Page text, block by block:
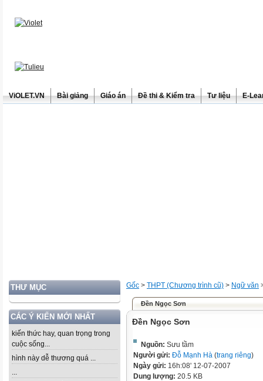
ViOLET.VN Bài giảng Giáo án Đề thi & Kiểm tra Tư liệu E-
THƯ MỤC
CÁC Ý KIẾN MỚI NHẤT
kiến thức hay, quan trọng trong
cuộc sống...
hình này dễ thương quá ...
...
Gốc > THPT (Chương trình cũ) > Ngữ văn
Đền Ngọc Sơn
Đền Ngọc Sơn
Nguồn: Sưu tầm
Người gửi: Đỗ Mạnh Hà (trang riêng)
Ngày gửi: 16h:08' 12-07-2007
Dung lượng: 20.5 KB